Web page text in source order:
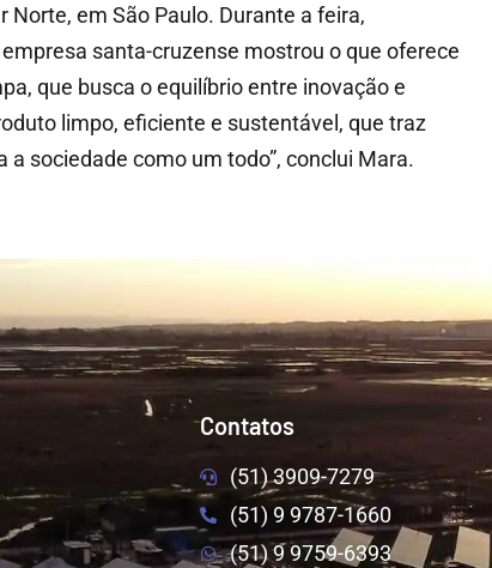
Norte, em São Paulo. Durante a feira,
santa-cruzense mostrou o que oferece
que busca o equilíbrio entre inovação e
limpo, eficiente e sustentável, que traz
sociedade como um todo”, conclui Mara.
Contatos
(51) 3909-7279
(51) 9 9787-1660
(51) 9 9759-6393